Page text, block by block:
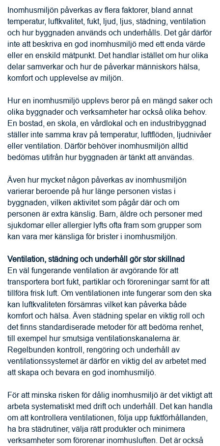
Inomhusmiljön påverkas av flera faktorer, bland annat
temperatur, luftkvalitet, fukt, ljud, ljus, städning, ventilation
och hur byggnaden används och underhålls. Det går därför
inte att beskriva en god inomhusmiljö med ett enda värde
eller en enskild mätpunkt. Det handlar istället om hur olika
delar samverkar och hur de påverkar människors hälsa,
komfort och upplevelse av miljön.
Hur en inomhusmiljö upplevs beror på en mängd saker och
olika byggnader och verksamheter har också olika behov.
En bostad, en skola, en vårdlokal och en industribyggnad
ställer inte samma krav på temperatur, luftflöden, ljudnivåer
eller ventilation. Därför behöver inomhusmiljön alltid
bedömas utifrån hur byggnaden är tänkt att användas.
Även hur mycket någon påverkas av inomhusmiljön
varierar beroende på hur länge personen vistas i
byggnaden, vilken aktivitet som pågår där och om
personen är extra känslig. Barn, äldre och personer med
sjukdomar eller allergier lyfts ofta fram som grupper som
kan vara mer känsliga för brister i inomhusmiljön.
Ventilation, städning och underhåll gör stor skillnad
En väl fungerande ventilation är avgörande för att
transportera bort fukt, partiklar och föroreningar samt för att
tillföra frisk luft. Om ventilationen inte fungerar som den ska
kan luftkvaliteten försämras vilket kan påverka både
komfort och hälsa. Även städning spelar en viktig roll och
det finns standardiserade metoder för att bedöma renhet,
till exempel hur smutsiga ventilationskanalerna är.
Regelbunden kontroll, rengöring och underhåll av
ventilationssystemet är därför en viktig del av arbetet med
att skapa och bevara en god inomhusmiljö.
För att minska risken för dålig inomhusmiljö är det viktigt att
arbeta systematiskt med drift och underhåll. Det kan handla
om att kontrollera ventilationen, följa upp fuktförhållanden,
ha bra städrutiner, välja rätt produkter och minimera
verksamheter som förorenar inomhusluften. Det är också